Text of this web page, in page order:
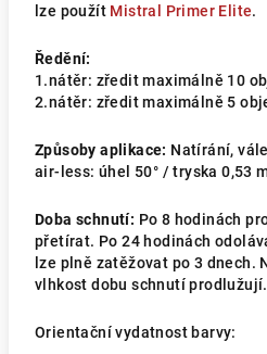
lze použít Mistral Primer Elite.
Ředění:
1.nátěr: zředit maximálně 10
2.nátěr: zředit maximálně 5
Způsoby aplikace: Natírání,
air-less: úhel 50° / tryska 0,53
Doba schnutí: Po 8 hodinách
přetírat. Po 24 hodinách
lze plně zatěžovat po 3 dnech.
vlhkost dobu schnutí prodlužují.
Orientační vydatnost barvy: